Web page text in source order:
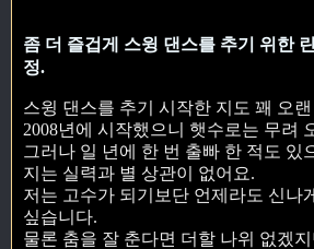
좀 더 즐겁게 스윙 댄스를 추기 위한
정.
스윙 댄스를 추기 시작한 지도 꽤 오
2008년에 시작했으니 햇수로는 무려
그러나 일 년에 한 번 출빠 한 적도 있
지는 실력과 별 상관이 없어요.
저는 고수가 되기보단 언제라도 신나
싶습니다.
물론 춤을 잘 춘다면 더할 나위 없겠지